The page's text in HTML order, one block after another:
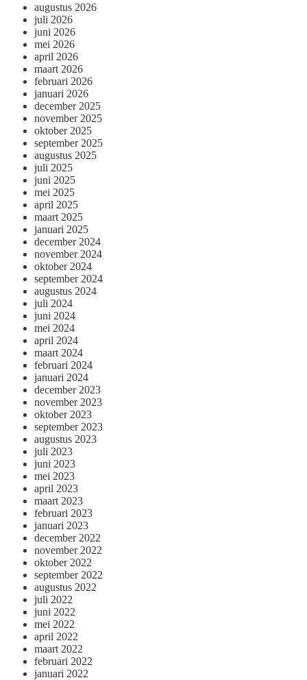
augustus 2026
juli 2026
juni 2026
mei 2026
april 2026
maart 2026
februari 2026
januari 2026
december 2025
november 2025
oktober 2025
september 2025
augustus 2025
juli 2025
juni 2025
mei 2025
april 2025
maart 2025
januari 2025
december 2024
november 2024
oktober 2024
september 2024
augustus 2024
juli 2024
juni 2024
mei 2024
april 2024
maart 2024
februari 2024
januari 2024
december 2023
november 2023
oktober 2023
september 2023
augustus 2023
juli 2023
juni 2023
mei 2023
april 2023
maart 2023
februari 2023
januari 2023
december 2022
november 2022
oktober 2022
september 2022
augustus 2022
juli 2022
juni 2022
mei 2022
april 2022
maart 2022
februari 2022
januari 2022